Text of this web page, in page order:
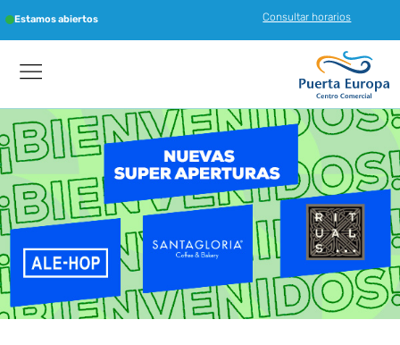
Estamos abiertos Consultar horarios